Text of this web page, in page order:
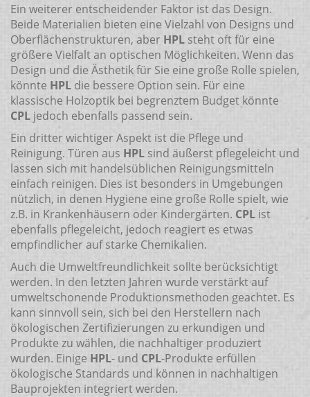
Ein weiterer entscheidender Faktor ist das Design.
Beide Materialien bieten eine Vielzahl von Designs und
Oberflächenstrukturen, aber HPL steht oft für eine
größere Vielfalt an optischen Möglichkeiten. Wenn das
Design und die Ästhetik für Sie eine große Rolle spielen,
könnte HPL die bessere Option sein. Für eine
klassische Holzoptik bei begrenztem Budget könnte
CPL jedoch ebenfalls passend sein.
Ein dritter wichtiger Aspekt ist die Pflege und
Reinigung. Türen aus HPL sind äußerst pflegeleicht und
lassen sich mit handelsüblichen Reinigungsmitteln
einfach reinigen. Dies ist besonders in Umgebungen
nützlich, in denen Hygiene eine große Rolle spielt, wie
z.B. in Krankenhäusern oder Kindergärten. CPL ist
ebenfalls pflegeleicht, jedoch reagiert es etwas
empfindlicher auf starke Chemikalien.
Auch die Umweltfreundlichkeit sollte berücksichtigt
werden. In den letzten Jahren wurde verstärkt auf
umweltschonende Produktionsmethoden geachtet. Es
kann sinnvoll sein, sich bei den Herstellern nach
ökologischen Zertifizierungen zu erkundigen und
Produkte zu wählen, die nachhaltiger produziert
wurden. Einige HPL- und CPL-Produkte erfüllen
ökologische Standards und können in nachhaltigen
Bauprojekten integriert werden.